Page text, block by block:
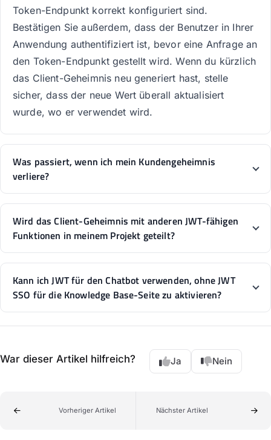
Token-Endpunkt korrekt konfiguriert sind.
Bestätigen Sie außerdem, dass der Benutzer in Ihrer
Anwendung authentifiziert ist, bevor eine Anfrage an
den Token-Endpunkt gestellt wird. Wenn du kürzlich
das Client-Geheimnis neu generiert hast, stelle
sicher, dass der neue Wert überall aktualisiert
wurde, wo er verwendet wird.
Was passiert, wenn ich mein Kundengeheimnis
verliere?
Wird das Client-Geheimnis mit anderen JWT-fähigen
Funktionen in meinem Projekt geteilt?
Kann ich JWT für den Chatbot verwenden, ohne JWT
SSO für die Knowledge Base-Seite zu aktivieren?
War dieser Artikel hilfreich? Ja Nein
Vorheriger Artikel Nächster Artikel